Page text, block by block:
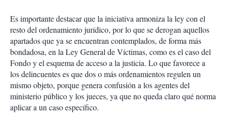
Es importante destacar que la iniciativa armoniza la ley con el
resto del ordenamiento jurídico, por lo que se derogan aquellos
apartados que ya se encuentran contemplados, de forma más
bondadosa, en la Ley General de Víctimas, como es el caso del
Fondo y el esquema de acceso a la justicia. Lo que favorece a
los delincuentes es que dos o más ordenamientos regulen un
mismo objeto, porque genera confusión a los agentes del
ministerio público y los jueces, ya que no queda claro qué norma
aplicar a un caso específico.